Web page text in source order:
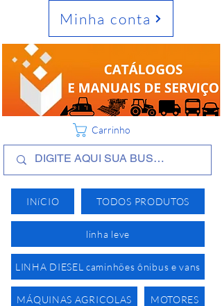
INíCIO TODOS PRODUTOS
linha leve
LINHA DIESEL caminhões ônibus e vans
MÁQUINAS AGRICOLAS MOTORES
Minha conta
Carrinho